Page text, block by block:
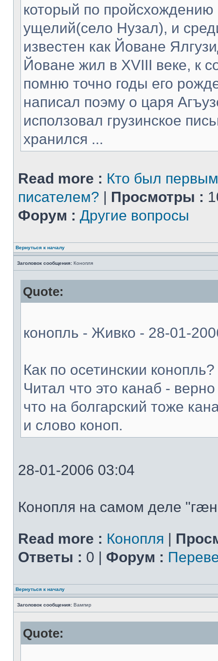
который по
ущелий(село Нузал), и
известен как Йоване
Йоване жил в XVIII веке, к
помню точно годы его
написал поэму о царя
исползовал грузинское
хранился ...
Read more : Кто был
писателем? | Просмотры :
Форум : Другие вопросы
Вернуться к началу
Заголовок сообщения: Конопля
Quote:
конопль - Живко - 28-01-
Как по осетинскии конопль?
Читал что это канаб -
что на болгарский тоже
и слово коноп.
28-01-2006 03:04
Конопля на самом деле
Read more : Конопля |
Ответы : 0 | Форум :
Вернуться к началу
Заголовок сообщения: Вампир
Quote: